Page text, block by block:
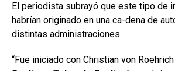
El periodista subrayó que este tipo de
habrían originado en una ca-dena de
distintas administraciones.
“Fue iniciado con Christian von